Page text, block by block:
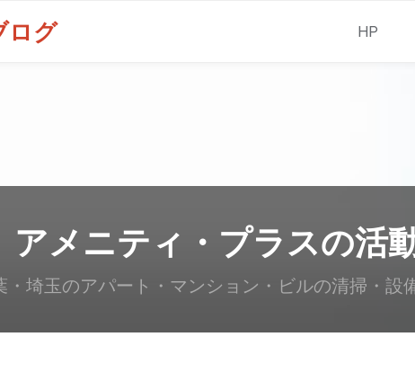
ログ HP
アメニティ・プラスの活
埼玉のアパート・マンション・ビルの清掃・設